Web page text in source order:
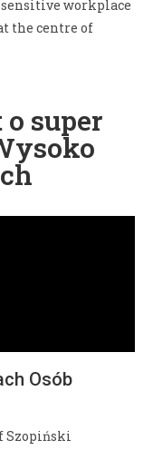
workplace
the centre of
super
Osób
Szopiński